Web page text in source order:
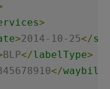
>
>2014-10-25</
BLP</labelType>
</waybill